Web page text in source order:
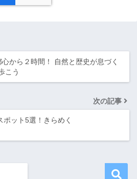
から２時間！ 自然と歴史が息づく
こう
次の記事
ット5選！きらめく